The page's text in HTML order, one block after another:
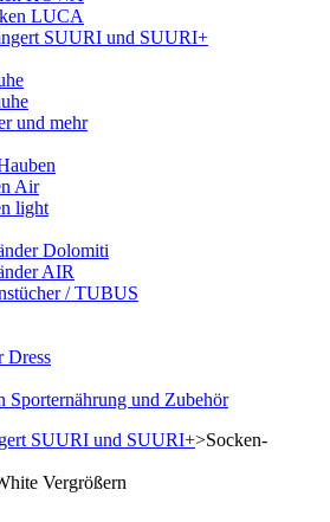
LUCA
SUURI und SUURI+
und mehr
Air
light
Dolomiti
AIR
/ TUBUS
Dress
Sporternährung und Zubehör
SUURI und SUURI+>Socken-
Vergrößern